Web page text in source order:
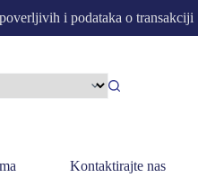
i podataka o transakciji
Kontaktirajte nas